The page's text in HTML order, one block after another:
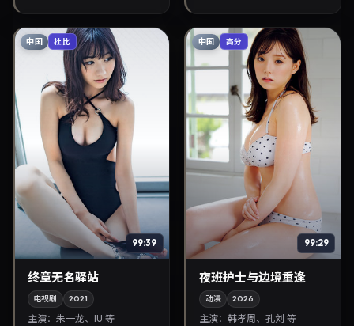
中国 杜比
99:39
终章无名驿站
电视剧 2021
主演： 朱一龙、IU 等
中国 高分
99:29
夜班护士与边境重逢
动漫 2026
主演：韩孝周、孔刘 等